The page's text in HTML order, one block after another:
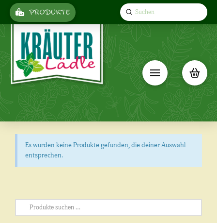
PRODUKTE Search
Submit
Es wurden keine Produkte gefunden, die deiner Auswahl
entsprechen.
Suchen
nach: